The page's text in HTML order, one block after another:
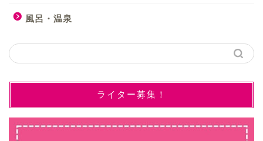
風呂・温泉
ライター募集！